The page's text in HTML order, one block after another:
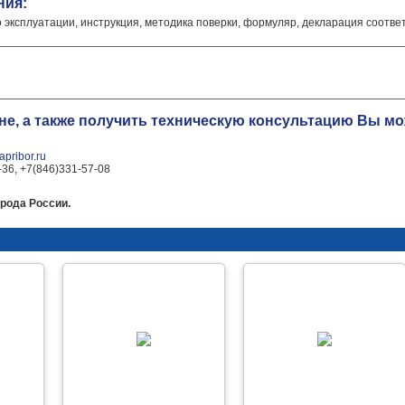
инструкция, методика поверки, формуляр, декларация
а также получить техническую консультацию Вы
+7(846)331-57-08
России.